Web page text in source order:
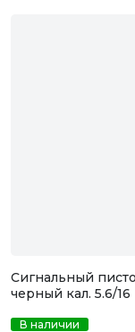
Сигнальный
черный кал. 5.6/
В наличии